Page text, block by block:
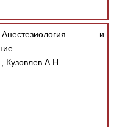
и
Кузовлев А.Н.